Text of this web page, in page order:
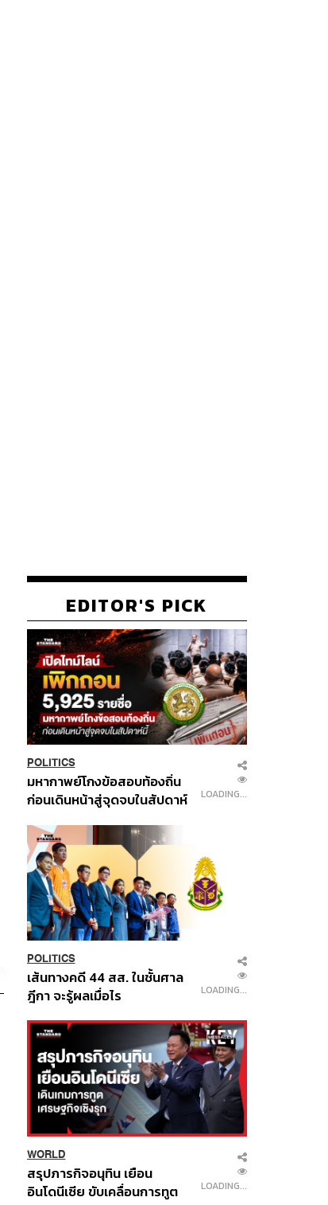
EDITOR'S PICK
POLITICS
มหากาพย์โกงข้อสอบท้องถิ่น
ก่อนเดินหน้าสู่จุดจบในสัปดาห์
LOADING...
POLITICS
เส้นทางคดี 44 สส. ในชั้นศาล
ฎีกา จะรู้ผลเมื่อไร
LOADING...
WORLD
สรุปภารกิจอนุทิน เยือน
อินโดนีเซีย ขับเคลื่อนการทูต
LOADING...